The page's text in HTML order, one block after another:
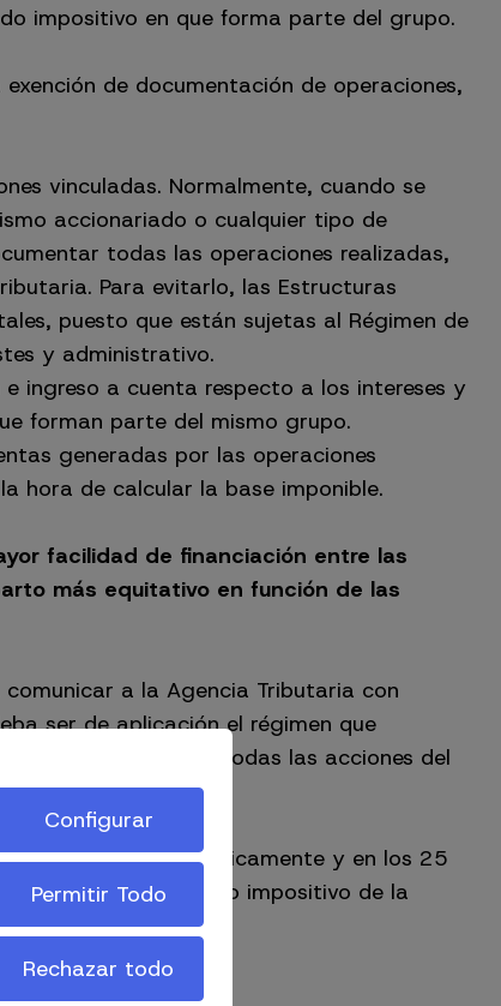
impositivo en que forma parte del grupo.
de documentación de operaciones,
vinculadas. Normalmente, cuando se
accionariado o cualquier tipo de
todas las operaciones realizadas,
Para evitarlo, las Estructuras
puesto que están sujetas al Régimen de
y administrativo.
ingreso a cuenta respecto a los intereses y
forman parte del mismo grupo.
generadas por las operaciones
hora de calcular la base imponible.
facilidad de financiación entre las
más equitativo en función de las
a la Agencia Tributaria con
ser de aplicación el régimen que
aportar las actas de todas las acciones del
se realizará telemáticamente y en los 25
del periodo impositivo de la
Configurar
Permitir Todo
Rechazar todo